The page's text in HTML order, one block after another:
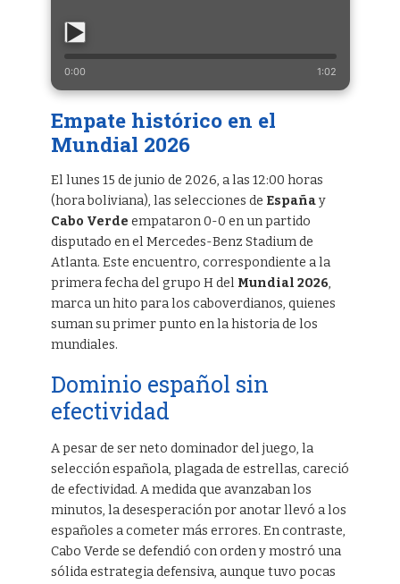
0:00 1:02
Empate histórico en el
Mundial 2026
El lunes 15 de junio de 2026, a las 12:00 horas
(hora boliviana), las selecciones de Españay
Cabo Verde empataron 0-0 en un partido
disputado en el Mercedes-Benz Stadium de
Atlanta. Este encuentro, correspondiente a la
primera fecha del grupo H del Mundial 2026,
marca un hito para los caboverdianos, quienes
suman su primer punto en la historia de los
mundiales.
Dominio español sin
efectividad
A pesar de ser neto dominador del juego, la
selección española, plagada de estrellas, careció
de efectividad. A medida que avanzaban los
minutos, la desesperación por anotar llevó a los
españoles a cometer más errores. En contraste,
Cabo Verde se defendió con orden y mostró una
sólida estrategia defensiva, aunque tuvo pocas